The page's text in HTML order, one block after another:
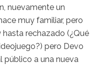
nuevamente un
muy familiar, pero
rechazado (¿Qué
pero Devo
público a una nueva